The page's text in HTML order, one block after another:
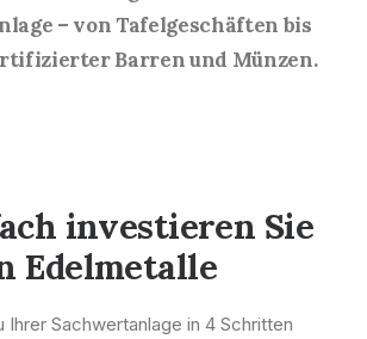
– von Tafelgeschäften bis
Barren und Münzen.
investieren Sie
Edelmetalle
Ihrer Sachwertanlage in 4 Schritten